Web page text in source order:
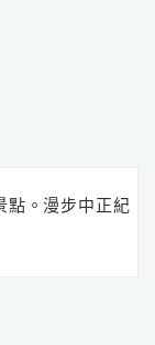
點。漫步中正紀